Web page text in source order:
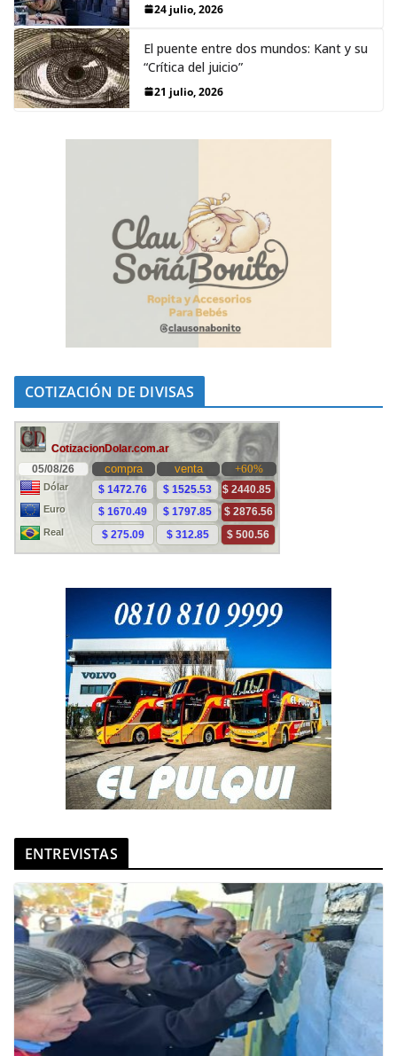
24 julio, 2026
El puente entre dos mundos: Kant y su
“Crítica del juicio”
21 julio, 2026
COTIZACIÓN DE DIVISAS
ENTREVISTAS